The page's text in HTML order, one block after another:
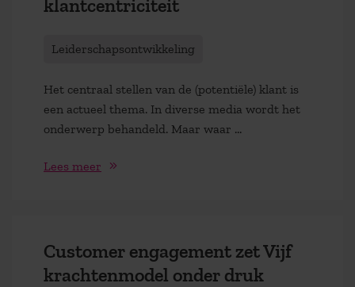
klantcentriciteit
Leiderschapsontwikkeling
Het centraal stellen van de (potentiële) klant is
een actueel thema. In diverse media wordt het
onderwerp behandeld. Maar waar ...
Lees meer
Customer engagement zet Vijf
krachtenmodel onder druk